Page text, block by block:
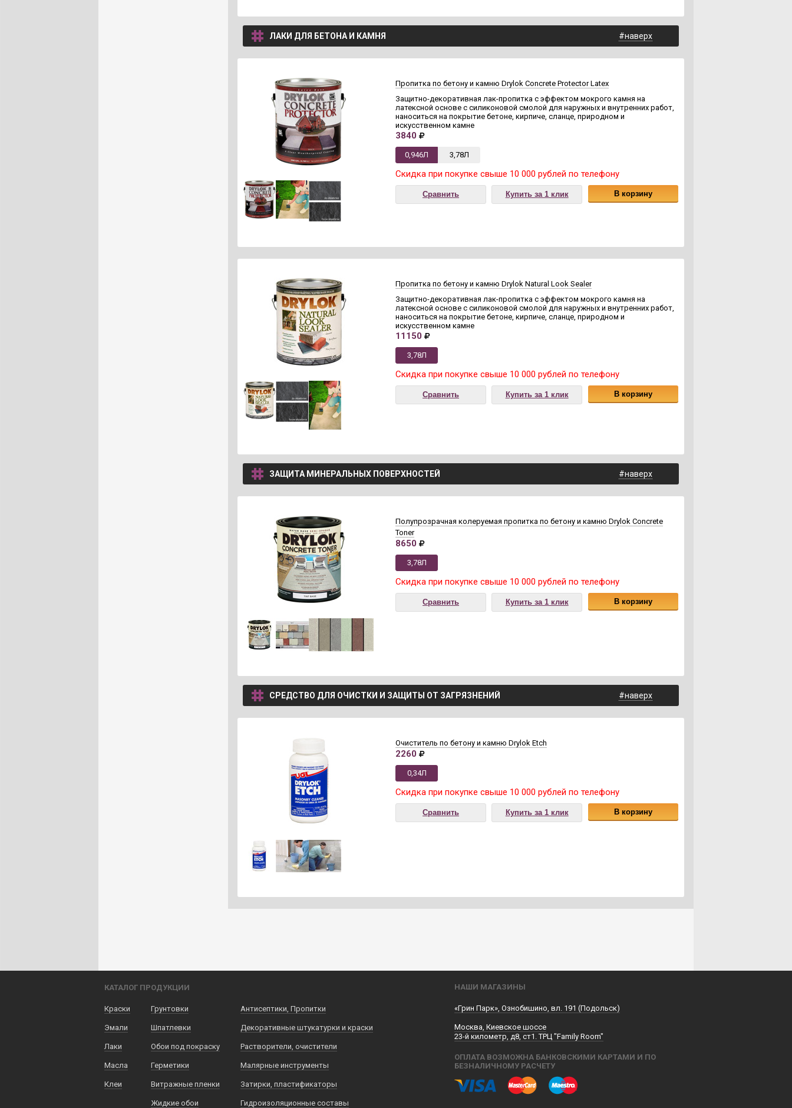
ЛАКИ ДЛЯ БЕТОНА И КАМНЯ #наверх
Пропитка по бетону и камню Drylok Concrete Protector Latex
Защитно-декоративная лак-пропитка с эффектом мокрого камня на
латексной основе с силиконовой смолой для наружных и внутренних работ,
наноситься на покрытие бетоне, кирпиче, сланце, природном и
искусственном камне
3840
0,946Л 3,78Л
Скидка при покупке свыше 10 000 рублей по телефону
Сравнить Купить за 1 клик В корзину
Пропитка по бетону и камню Drylok Natural Look Sealer
Защитно-декоративная лак-пропитка с эффектом мокрого камня на
латексной основе с силиконовой смолой для наружных и внутренних работ,
наноситься на покрытие бетоне, кирпиче, сланце, природном и
искусственном камне
11150
3,78Л
Скидка при покупке свыше 10 000 рублей по телефону
Сравнить Купить за 1 клик В корзину
ЗАЩИТА МИНЕРАЛЬНЫХ ПОВЕРХНОСТЕЙ #наверх
Полупрозрачная колеруемая пропитка по бетону и камню Drylok Concrete
Toner
8650
3,78Л
Скидка при покупке свыше 10 000 рублей по телефону
Сравнить Купить за 1 клик В корзину
СРЕДСТВО ДЛЯ ОЧИСТКИ И ЗАЩИТЫ ОТ ЗАГРЯЗНЕНИЙ #наверх
Очиститель по бетону и камню Drylok Etch
2260
0,34Л
Скидка при покупке свыше 10 000 рублей по телефону
Сравнить Купить за 1 клик В корзину
КАТАЛОГ ПРОДУКЦИИ
Краски
Эмали
Лаки
Масла
Клеи
Грунтовки
Шпатлевки
Обои под покраску
Герметики
Витражные пленки
Жидкие обои
Антисептики, Пропитки
Декоративные штукатурки и краски
Растворители, очистители
Малярные инструменты
Затирки, пластификаторы
Гидроизоляционные составы
НАШИ МАГАЗИНЫ
«Грин Парк», Ознобишино, вл. 191 (Подольск)
Москва, Киевское шоссе
23-й километр, д8, ст1. ТРЦ "Family Room"
ОПЛАТА ВОЗМОЖНА БАНКОВСКИМИ КАРТАМИ И ПО
БЕЗНАЛИЧНОМУ РАСЧЕТУ